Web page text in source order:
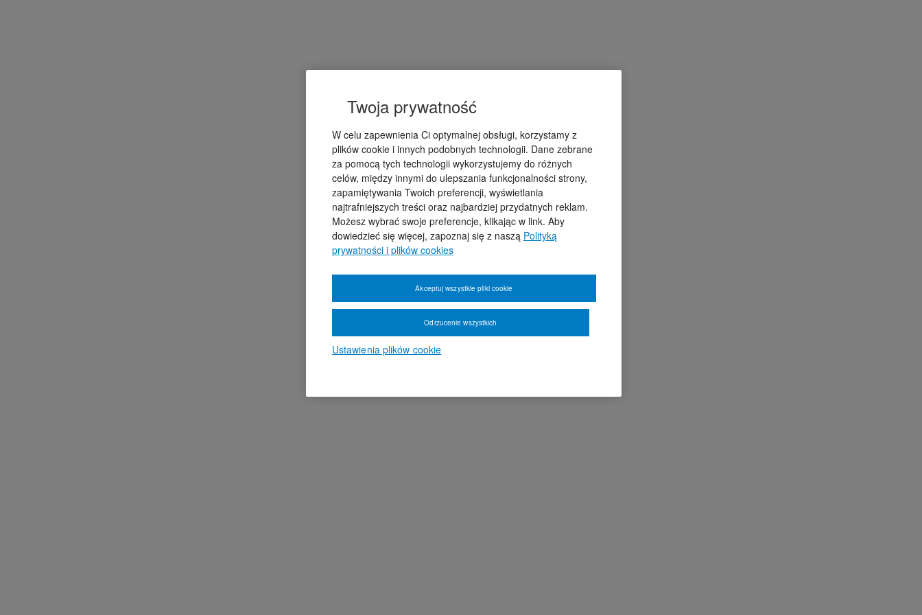
Twoja prywatność
W celu zapewnienia Ci optymalnej obsługi, korzystamy z
plików cookie i innych podobnych technologii. Dane zebrane
za pomocą tych technologii wykorzystujemy do różnych
celów, między innymi do ulepszania funkcjonalności strony,
zapamiętywania Twoich preferencji, wyświetlania
najtrafniejszych treści oraz najbardziej przydatnych reklam.
Możesz wybrać swoje preferencje, klikając w link. Aby
dowiedzieć się więcej, zapoznaj się z naszą Polityką
prywatności i plików cookies
Ustawienia plików cookie
Odrzucenie wszystkich
Akceptuj wszystkie pliki cookie